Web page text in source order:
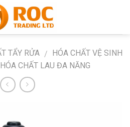
TẨY RỬA / HÓA CHẤT VỆ SINH
HÓA CHẤT LAU ĐA NĂNG